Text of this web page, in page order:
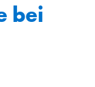
bei